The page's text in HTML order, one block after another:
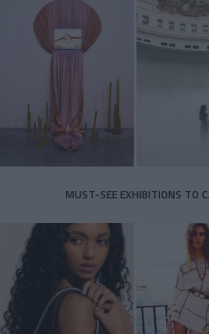
MUST-SEE EXHIBITIONS TO